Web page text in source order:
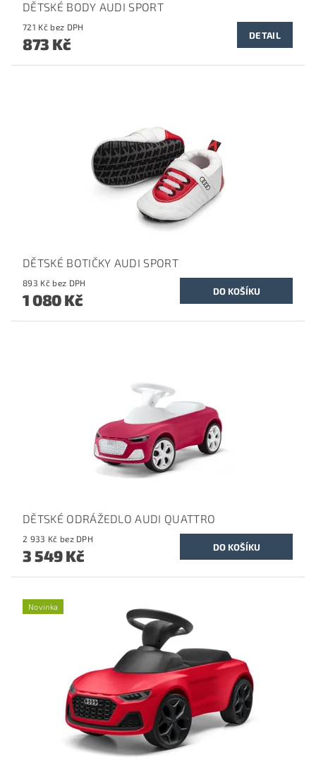
DĚTSKÉ BODY AUDI SPORT
721 Kč bez DPH
873 Kč DETAIL
DĚTSKÉ BOTIČKY AUDI SPORT
893 Kč bez DPH
1 080 Kč
DĚTSKÉ ODRÁŽEDLO AUDI QUATTRO
2 933 Kč bez DPH
3 549 Kč
Novinka